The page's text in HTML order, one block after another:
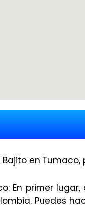
Bajito en
En primer
Puedes